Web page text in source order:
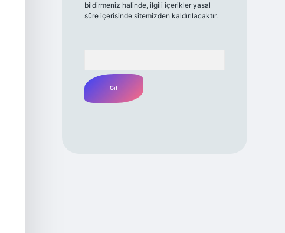
bildirmeniz halinde, ilgili içerikler yasal
süre içerisinde sitemizden kaldırılacaktır.